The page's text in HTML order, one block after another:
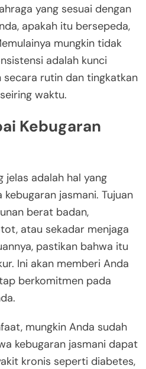
yang sesuai dengan
apakah itu bersepeda,
mungkin tidak
adalah kunci
secara rutin dan tingkatkan
waktu.
Kebugaran
jelas adalah hal yang
jasmani. Tujuan
berat badan,
atau sekadar menjaga
pastikan bahwa itu
Ini akan memberi Anda
berkomitmen pada
mungkin Anda sudah
kebugaran jasmani dapat
kronis seperti diabetes,